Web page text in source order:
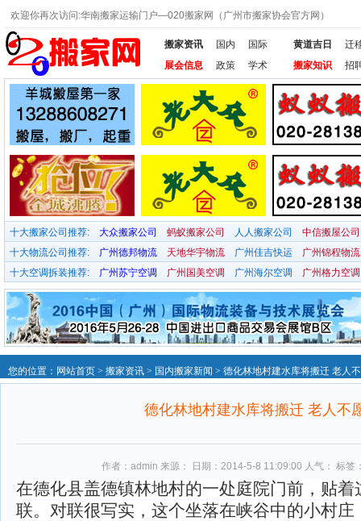
欢迎你再次访问:华南搬家运输门户—020搬家网（广州市搬家协会官方网）
搬家资讯 国内
国际
展会信息
政策 学术
黄道吉日
迁
搬家知识
招
十大搬家公司推荐: 大众搬家公司 蚂蚁搬家公司 人人搬家公司
中信搬屋公司
十大物流公司推荐:
广州德邦物流 天地华宇物流 广州佳吉快运
广州锦程物流
十大空调拆装推荐:
广州苏宁空调 广州国美空调 广州海尔空调 广州格力空调
您的位置： 网站首页 > 搬家资讯 > 国内搬家新闻 > 德化林地村建水库将搬迁 老人
德化林地村建水库将搬迁 老人不
作者：admin 来源： 日期：2014-5-8 11:09:00 人气： 标签
在德化县盖德镇林地村的一处庭院门前，贴着
联。对联很写实，这个坐落在峡谷中的小村